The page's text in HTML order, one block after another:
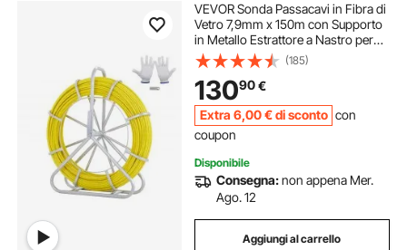
VEVOR Sonda Passacavi in Fibra di
Vetro 7,9mm x 150m con Supporto
in Metallo Estrattore a Nastro per
Cavo Elettrico con 2 Teste di
Trazione Strumento di Installazione
del Cavo Elettrico in Fiberglass
(185)
13090€
Extra 6,00 €di sconto con
coupon
Disponibile
Consegna:non appena Mer.
Ago. 12
Aggiungi al carrello